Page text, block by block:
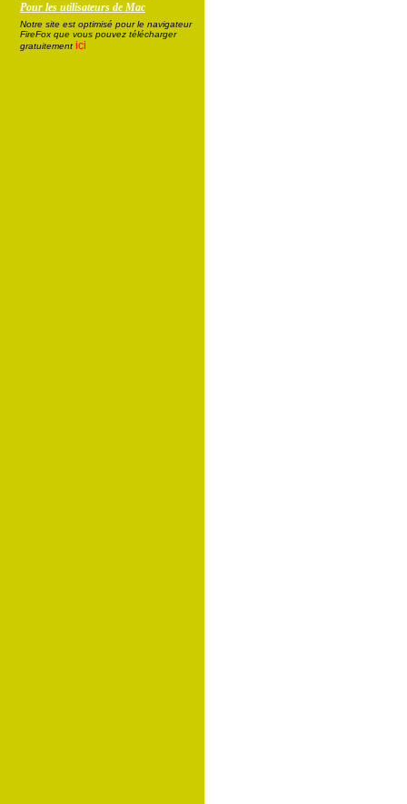
Pour les utilisateurs de Mac
Notre site est optimisé pour le navigateur
FireFox que vous pouvez télécharger
gratuitement ici